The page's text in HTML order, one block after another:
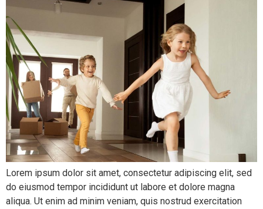
Lorem ipsum dolor sit amet, consectetur adipiscing elit, sed
do eiusmod tempor incididunt ut labore et dolore magna
aliqua. Ut enim ad minim veniam, quis nostrud exercitation